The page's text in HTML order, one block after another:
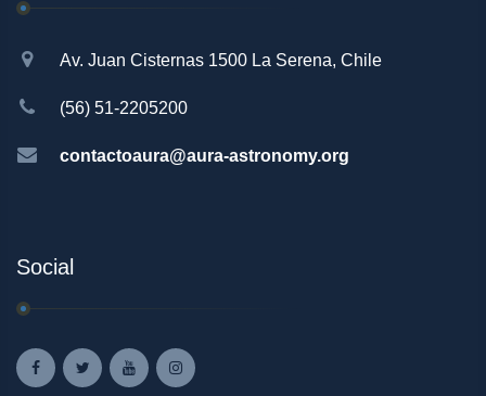
Av. Juan Cisternas 1500 La Serena, Chile
(56) 51-2205200
contactoaura@aura-astronomy.org
Social